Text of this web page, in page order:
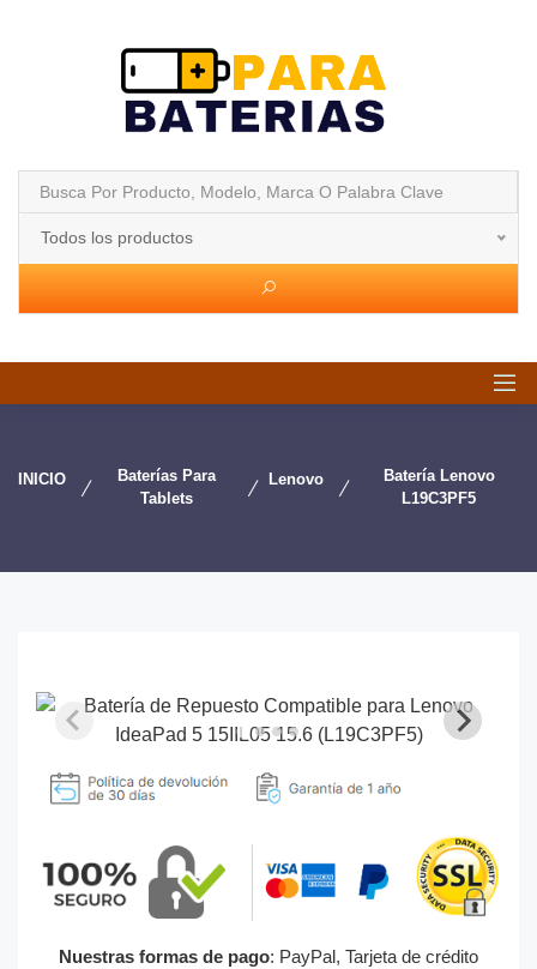
Todos los productos
INICIO
Baterías Para
Tablets
Lenovo
Batería Lenovo
L19C3PF5
Nuestras formas de pago: PayPal, Tarjeta de crédito